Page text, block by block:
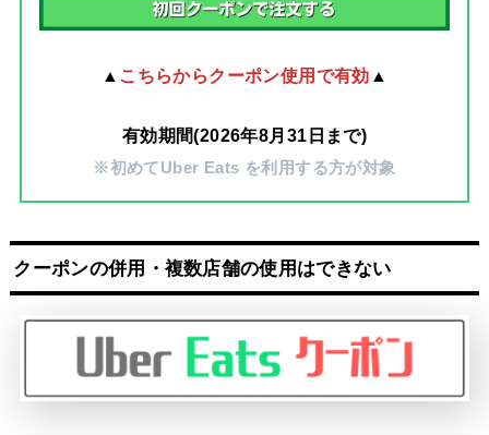
▲ こちらからクーポン使用で有効 ▲
有効期間(2026年8月31日まで)
※初めてUber Eats を利用する方が対象
クーポンの併用・複数店舗の使用はできない